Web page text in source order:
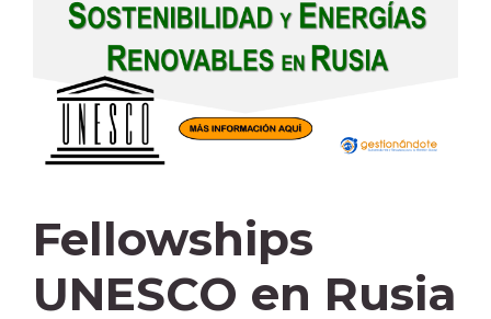
Fellowships
UNESCO en Rusia